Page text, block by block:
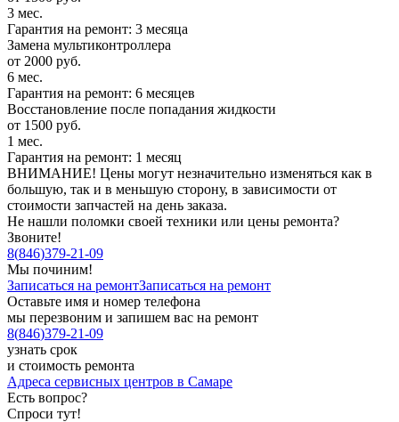
3 мес.
Гарантия на ремонт: 3 месяца
Замена мультиконтроллера
от 2000 руб.
6 мес.
Гарантия на ремонт: 6 месяцев
Восстановление после попадания жидкости
от 1500 руб.
1 мес.
Гарантия на ремонт: 1 месяц
ВНИМАНИЕ! Цены могут незначительно изменяться как в
большую, так и в меньшую сторону, в зависимости от
стоимости запчастей на день заказа.
Не нашли поломки своей техники или цены ремонта?
Звоните!
8(846)379-21-09
Мы починим!
Записаться на ремонтЗаписаться на ремонт
Оставьте имя и номер телефона
мы перезвоним и запишем вас на ремонт
8(846)379-21-09
узнать срок
и стоимость ремонта
Адреса сервисных центров в Самаре
Есть вопрос?
Спроси тут!